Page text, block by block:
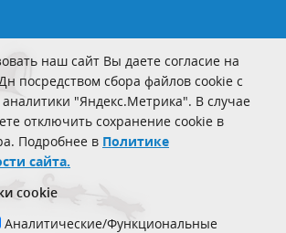
наш сайт Вы даете согласие на
посредством сбора файлов cookie с
"Яндекс.Метрика". В случае
отключить сохранение cookie в
Подробнее в Политике
сайта.
cookie
Аналитические/Функциональные